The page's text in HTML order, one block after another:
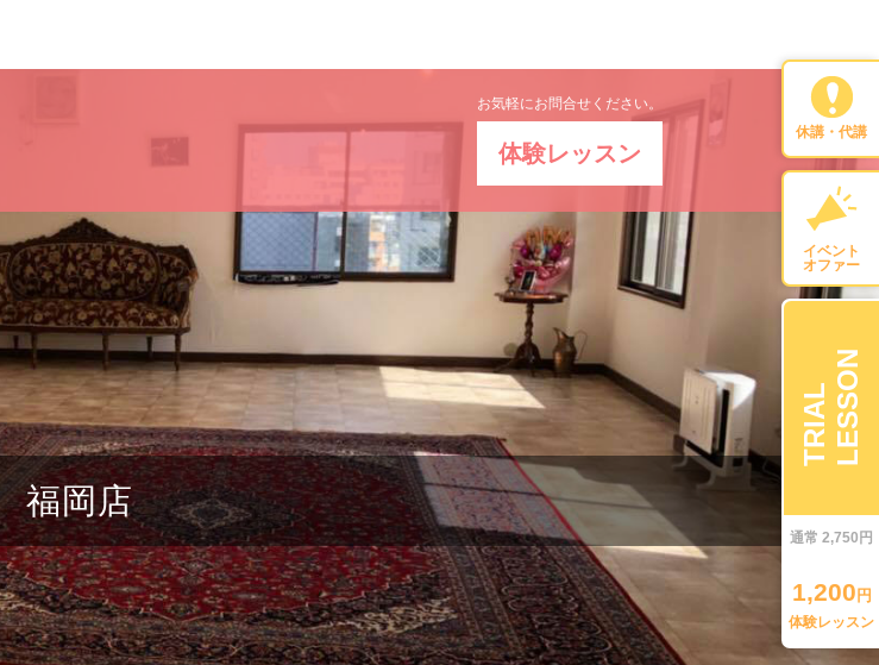
お気軽にお問合せください。
体験レッスン
福岡店
休講・代講
イベント
オファー
TRIALLESSON
通常 2,750円
1,200 円
体験レッスン